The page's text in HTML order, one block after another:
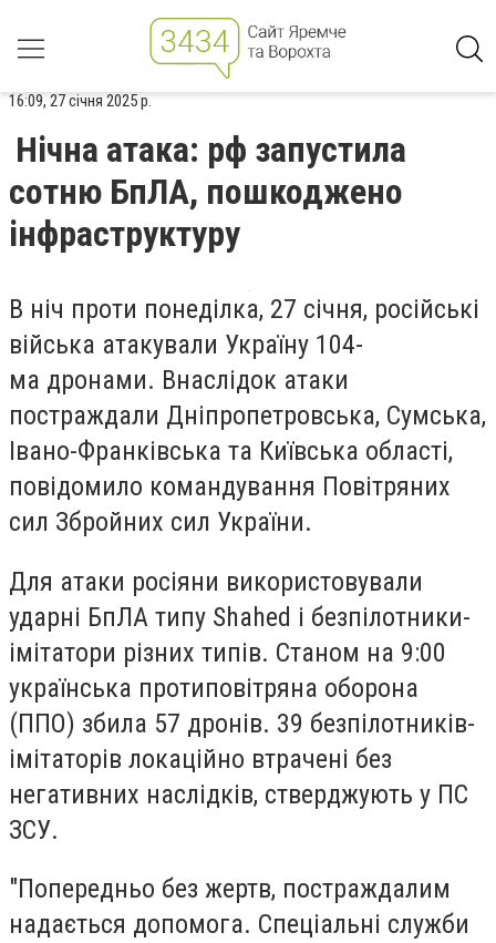
16:09, 27 січня 2025 р.
Нічна атака: рф запустила
сотню БпЛА, пошкоджено
інфраструктуру
В ніч проти понеділка, 27 січня, російські
війська атакували Україну 104-
ма дронами. Внаслідок атаки
постраждали Дніпропетровська, Сумська,
Івано-Франківська та Київська області,
повідомило командування Повітряних
сил Збройних сил України.
Для атаки росіяни використовували
ударні БпЛА типу Shahed і безпілотники-
імітатори різних типів. Станом на 9:00
українська протиповітряна оборона
(ППО) збила 57 дронів. 39 безпілотників-
імітаторів локаційно втрачені без
негативних наслідків, стверджують у ПС
ЗСУ.
"Попередньо без жертв, постраждалим
надається допомога. Спеціальні служби